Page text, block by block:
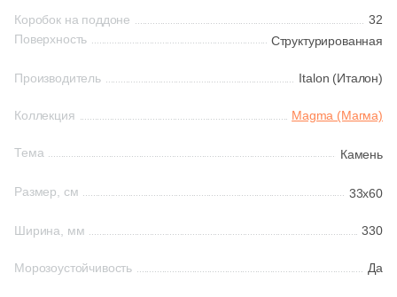
Шестиугольная
Материал
Керамическая
Из керамогранита
33х60 (16)
60x33 (92 )
60x30 (1)
Коробок на поддоне
32
Поверхность
Структурированная
Производитель Italon (Италон)
Коллекция Magma (Магма)
Тема Камень
Размер, см 33x60
Ширина, мм 330
Морозоустойчивость Да